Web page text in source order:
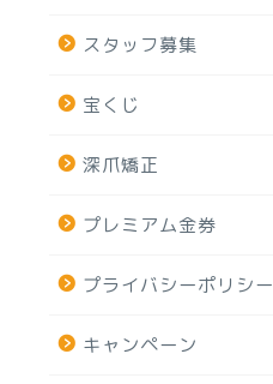
スタッフ募集
宝くじ
深爪矯正
プレミアム金券
プライバシーポリシー
キャンペーン